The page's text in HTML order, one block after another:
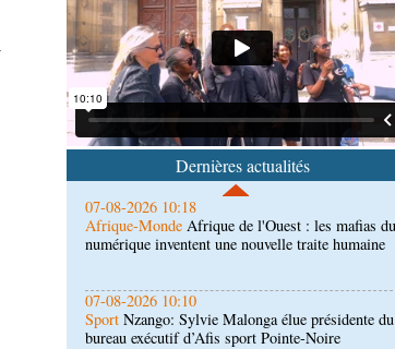
Dernières actualités
07-08-2026 11:03
SportFootball, le week-end des Diables rouges et
des Congolais de la diaspora en Coupes d'Europe
(matches aller du 3e tour)
07-08-2026 10:18
Afrique de l'Ouest : les mafias du
numérique inventent une nouvelle traite humaine
07-08-2026 10:10
SportNzango: Sylvie Malonga élue présidente du
bureau exécutif d’Afis sport Pointe-Noire
06-08-2026 16:30
SociétéDiaspora : rencontre des Congolais de
l'étranger à Brazzaville